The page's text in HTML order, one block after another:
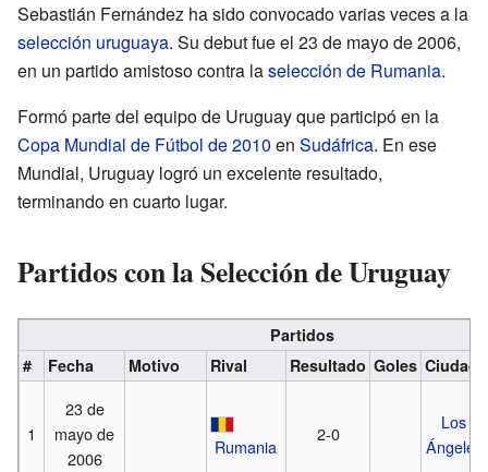
Sebastián Fernández ha sido convocado varias veces a la
selección uruguaya. Su debut fue el 23 de mayo de 2006,
en un partido amistoso contra laselección de Rumania.
Formó parte del equipo de Uruguay que participó en la
Copa Mundial de Fútbol de 2010 en Sudáfrica. En ese
Mundial, Uruguay logró un excelente resultado,
terminando en cuarto lugar.
Partidos con la Selección de Uruguay
Partidos
#
Fecha Motivo Rival Resultado Goles Ciudad
1
23 de
mayo de
2006
Rumania
2-0
Los
Ángeles